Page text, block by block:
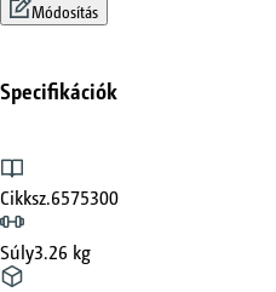
Módosítás
Specifikációk
Cikksz.6575300
Súly3.26 kg